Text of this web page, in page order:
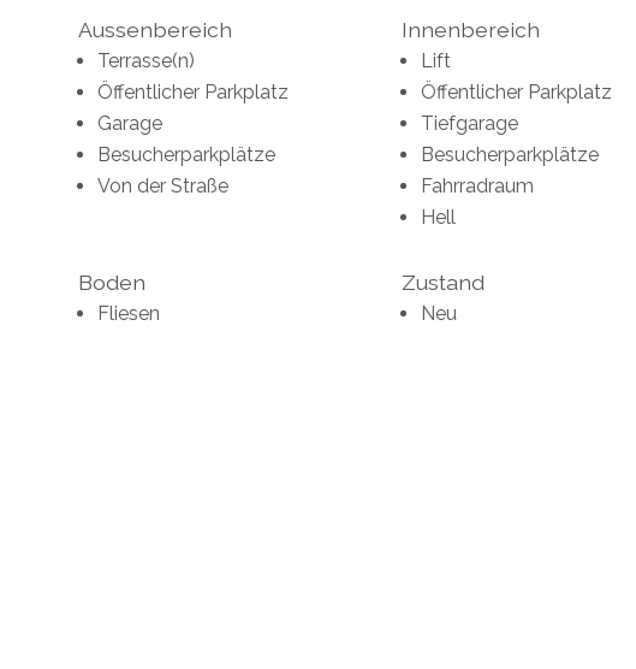
Aussenbereich
Terrasse(n)
Öffentlicher Parkplatz
Garage
Besucherparkplätze
Von der Straße
Innenbereich
Lift
Öffentlicher Parkplatz
Tiefgarage
Besucherparkplätze
Fahrradraum
Hell
Boden
Fliesen
Zustand
Neu